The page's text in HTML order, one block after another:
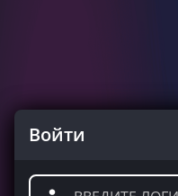
Войти